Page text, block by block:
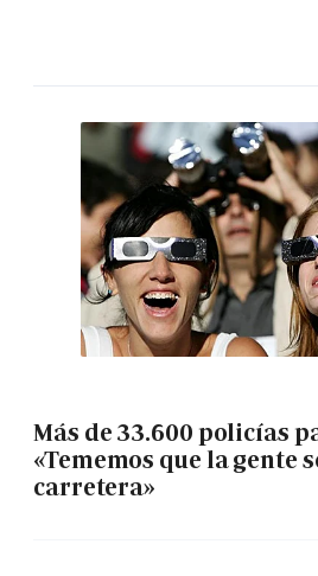
Más de 33.600 policías
«Tememos que la gente
carretera»